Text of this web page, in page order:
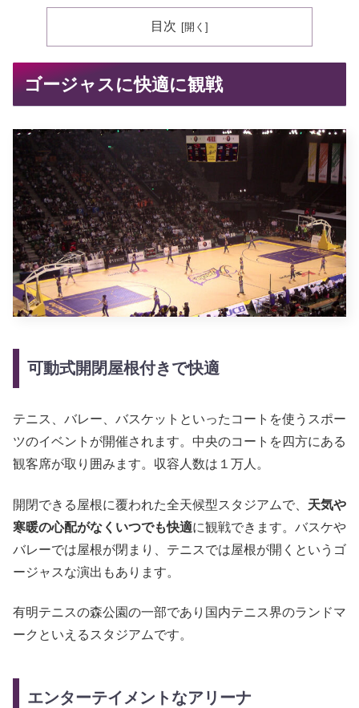
目次
ゴージャスに快適に観戦
可動式開閉屋根付きで快適
テニス、バレー、バスケットといったコートを使うスポー
ツのイベントが開催されます。中央のコートを四方にある
観客席が取り囲みます。収容人数は１万人。
開閉できる屋根に覆われた全天候型スタジアムで、 天気や
寒暖の心配がなくいつでも快適に観戦できます。バスケや
バレーでは屋根が閉まり、テニスでは屋根が開くというゴ
ージャスな演出もあります。
有明テニスの森公園の一部であり国内テニス界のランドマ
ークといえるスタジアムです。
エンターテイメントなアリーナ